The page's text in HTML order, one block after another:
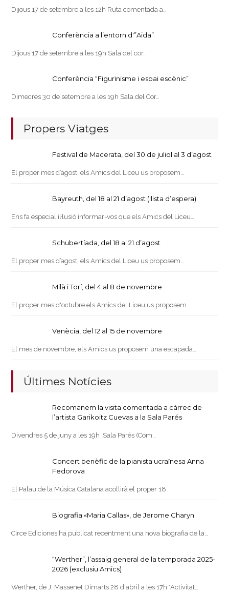
Dijous 17 de setembre a les 12h Ruta comentada a…
Conferència a l’entorn d'”Aida”
Dijous 17 de setembre a les 19h Sala del cor…
Conferència “Figurinisme i espai escènic”
Dimecres 30 de setembre a les 19h Sala del Cor…
Propers Viatges
Festival de Macerata, del 30 de juliol al 3 d’agost
El proper mes d’agost, els Amics del Liceu us proposem…
Bayreuth, del 18 al 21 d’agost (llista d’espera)
Ens fa especial il·lusió informar-vos que els Amics del Liceu…
Schubertíada, del 18 al 21 d’agost
El proper mes d’agost, els Amics del Liceu us proposem…
Milà i Torí, del 4 al 8 de novembre
El proper mes d'octubre els Amics del Liceu us proposem…
Venècia, del 12 al 15 de novembre
El mes de novembre, els Amics us proposem una escapada…
Últimes Notícies
Recomanem la visita comentada a càrrec de
l’artista Garikoitz Cuevas a la Sala Parés
Divendres 5 de juny a les 19h Sala Parés (Com…
Concert benèfic de la pianista ucraïnesa Anna
Fedorova
El Palau de la Música Catalana acollirà el proper 18…
Biografia «Maria Callas», de Jerome Charyn
Circe Ediciones ha publicat recentment una nova biografia de la…
“Werther”, l’assaig general de la temporada 2025-
2026 (exclusiu Amics)
Werther, de J. Massenet Dimarts 28 d'abril a les 17h *Activitat…